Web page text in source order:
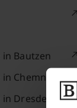
Bautzen
Chemnitz
Dresden